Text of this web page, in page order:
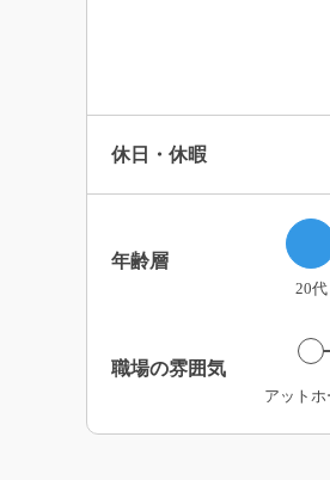
休日・休暇
年齢層
20代
職場の雰囲気
アットホ